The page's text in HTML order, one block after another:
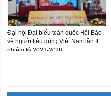
Đại hội Đại biểu toàn quốc Hội Bảo
vệ người tiêu dùng Việt Nam lần II
nhiệm kỳ 2023-2028